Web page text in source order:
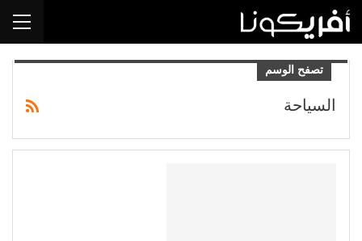
تصفح الوسم
السياحة